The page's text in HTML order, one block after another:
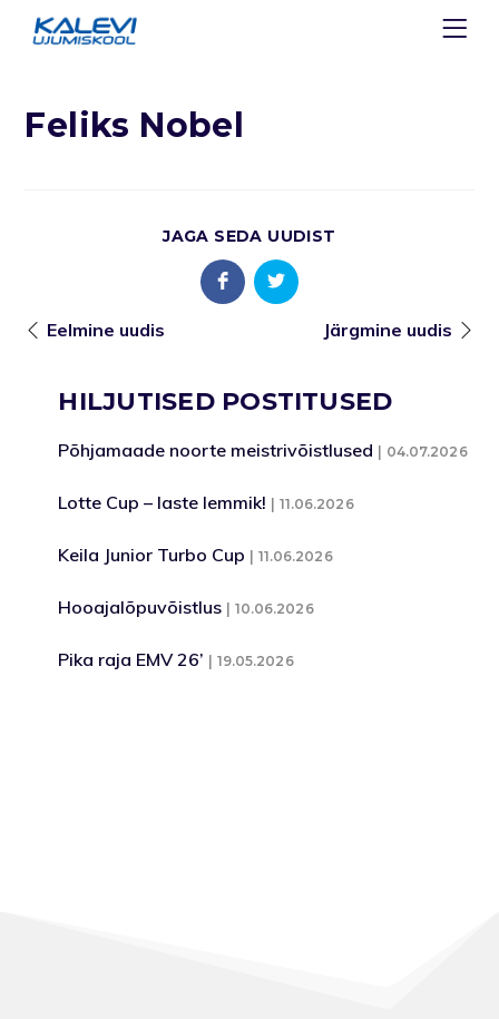
Feliks Nobel
JAGA SEDA UUDIST
Eelmine uudis Järgmine uudis
HILJUTISED POSTITUSED
Põhjamaade noorte meistrivõistlused 04.07.2026
Lotte Cup – laste lemmik! 11.06.2026
Keila Junior Turbo Cup 11.06.2026
Hooajalõpuvõistlus 10.06.2026
Pika raja EMV 26’ 19.05.2026